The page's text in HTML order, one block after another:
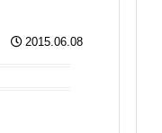
2015.06.08